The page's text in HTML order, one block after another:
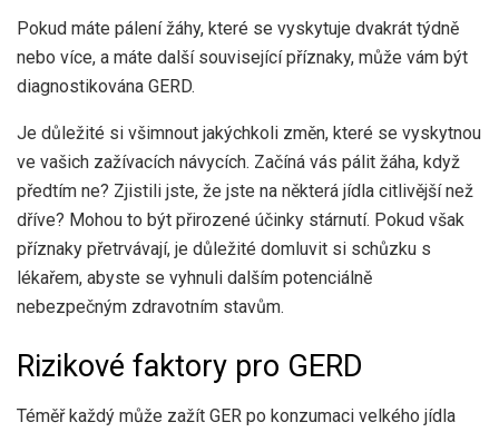
Pokud máte pálení žáhy, které se vyskytuje dvakrát týdně
nebo více, a máte další související příznaky, může vám být
diagnostikována GERD.
Je důležité si všimnout jakýchkoli změn, které se vyskytnou
ve vašich zažívacích návycích. Začíná vás pálit žáha, když
předtím ne? Zjistili jste, že jste na některá jídla citlivější než
dříve? Mohou to být přirozené účinky stárnutí. Pokud však
příznaky přetrvávají, je důležité domluvit si schůzku s
lékařem, abyste se vyhnuli dalším potenciálně
nebezpečným zdravotním stavům.
Rizikové faktory pro GERD
Téměř každý může zažít GER po konzumaci velkého jídla